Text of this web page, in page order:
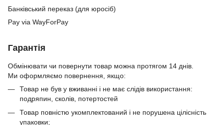
Банківський переказ (для юросіб)
Pay via WayForPay
Гарантія
Обмінювати чи повернути товар можна протягом 14 днів.
Ми оформляємо повернення, якщо:
Товар не був у вживанні і не має слідів використання:
подряпин, сколів, потертостей
Товар повністю укомплектований і не порушена цілісність
упаковки;